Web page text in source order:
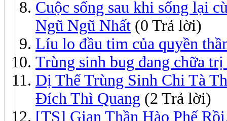
Cuộc sống sau khi sống lại
Ngũ Ngũ Nhất (0 Trả lời)
Líu lo đầu tim của quyền
Trùng sinh bug đang chữa
Dị Thế Trùng Sinh Chi Tà
Đích Thì Quang (2 Trả lời)
[TS] Gian Thần Hào Phế